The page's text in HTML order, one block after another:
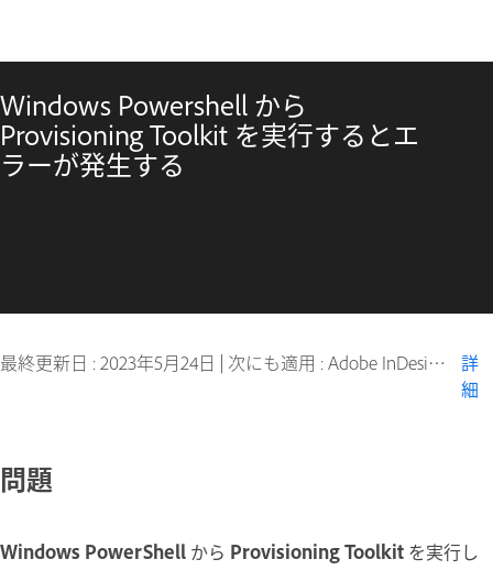
Windows Powershell から
Provisioning Toolkit を実行するとエ
ラーが発生する
最終更新日 :2023年5月24日 | 次にも適用 : Adobe InDesign Server
詳
細
問題
Windows PowerShell から Provisioning Toolkit を実行し